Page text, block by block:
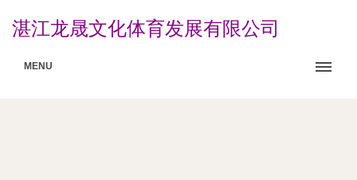
湛江龙晟文化体育发展有限公司
MENU